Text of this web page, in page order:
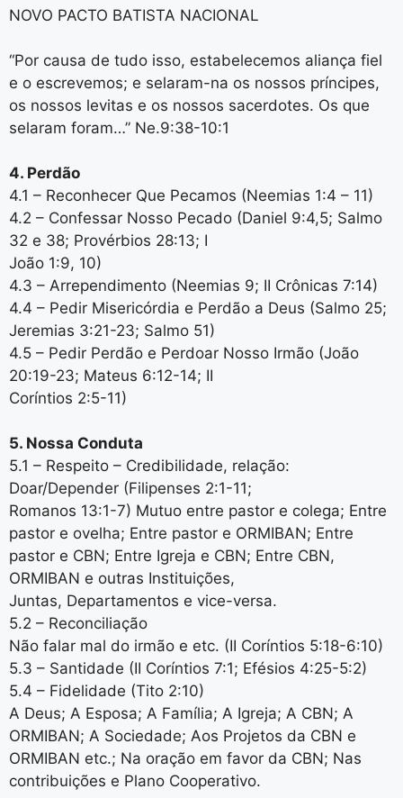
NOVO PACTO BATISTA NACIONAL
“Por causa de tudo isso, estabelecemos aliança fiel
e o escrevemos; e selaram-na os nossos príncipes,
os nossos levitas e os nossos sacerdotes. Os que
selaram foram…” Ne.9:38-10:1
4. Perdão
4.1 – Reconhecer Que Pecamos (Neemias 1:4 – 11)
4.2 – Confessar Nosso Pecado (Daniel 9:4,5; Salmo
32 e 38; Provérbios 28:13; I
João 1:9, 10)
4.3 – Arrependimento (Neemias 9; II Crônicas 7:14)
4.4 – Pedir Misericórdia e Perdão a Deus (Salmo 25;
Jeremias 3:21-23; Salmo 51)
4.5 – Pedir Perdão e Perdoar Nosso Irmão (João
20:19-23; Mateus 6:12-14; II
Coríntios 2:5-11)
5. Nossa Conduta
5.1 – Respeito – Credibilidade, relação:
Doar/Depender (Filipenses 2:1-11;
Romanos 13:1-7) Mutuo entre pastor e colega; Entre
pastor e ovelha; Entre pastor e ORMIBAN; Entre
pastor e CBN; Entre Igreja e CBN; Entre CBN,
ORMIBAN e outras Instituições,
Juntas, Departamentos e vice-versa.
5.2 – Reconciliação
Não falar mal do irmão e etc. (II Coríntios 5:18-6:10)
5.3 – Santidade (II Coríntios 7:1; Efésios 4:25-5:2)
5.4 – Fidelidade (Tito 2:10)
A Deus; A Esposa; A Família; A Igreja; A CBN; A
ORMIBAN; A Sociedade; Aos Projetos da CBN e
ORMIBAN etc.; Na oração em favor da CBN; Nas
contribuições e Plano Cooperativo.